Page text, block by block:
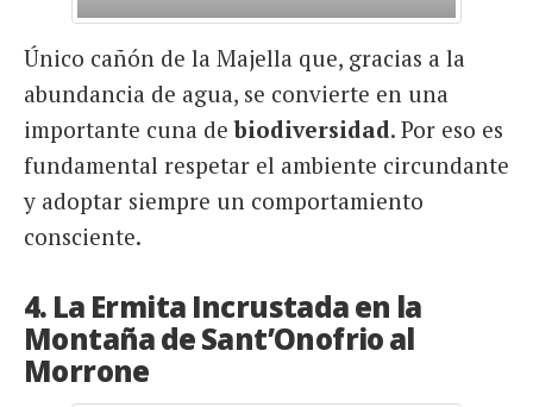
Único cañón de la Majella que, gracias a la
abundancia de agua, se convierte en una
importante cuna debiodiversidad. Por eso es
fundamental respetar el ambiente circundante
y adoptar siempre un comportamiento
consciente.
4. La Ermita Incrustada en la
Montaña de Sant’Onofrio al
Morrone